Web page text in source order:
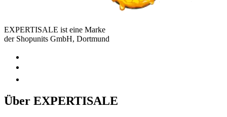
EXPERTISALE ist eine Marke
der Shopunits GmbH, Dortmund
Über EXPERTISALE